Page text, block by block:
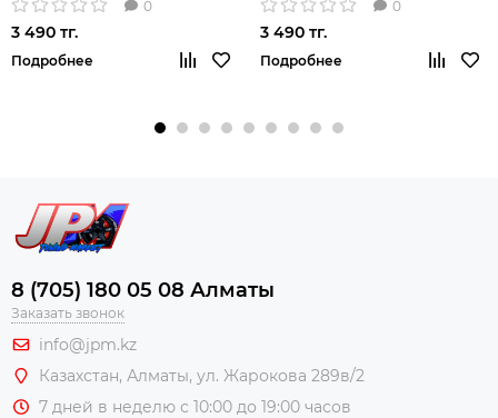
0
3 490 тг.
Подробнее
0
3 490 тг.
Подробнее
8 (705) 180 05 08 Алматы
Заказать звонок
info@jpm.kz
Казахстан, Алматы, ул. Жарокова 289в/2
7 дней в неделю с 10:00 до 19:00 часов